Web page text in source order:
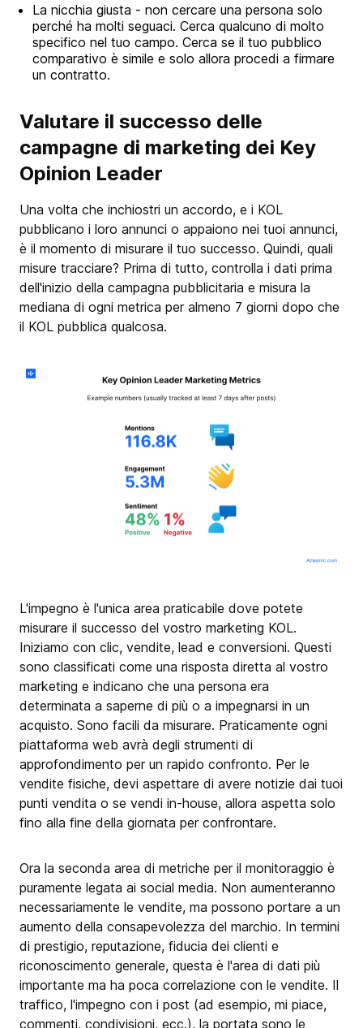
La nicchia giusta - non cercare una persona solo
perché ha molti seguaci. Cerca qualcuno di molto
specifico nel tuo campo. Cerca se il tuo pubblico
comparativo è simile e solo allora procedi a firmare
un contratto.
Valutare il successo delle
campagne di marketing dei Key
Opinion Leader
Una volta che inchiostri un accordo, e i KOL
pubblicano i loro annunci o appaiono nei tuoi annunci,
è il momento di misurare il tuo successo. Quindi, quali
misure tracciare? Prima di tutto, controlla i dati prima
dell'inizio della campagna pubblicitaria e misura la
mediana di ogni metrica per almeno 7 giorni dopo che
il KOL pubblica qualcosa.
L'impegno è l'unica area praticabile dove potete
misurare il successo del vostro marketing KOL.
Iniziamo con clic, vendite, lead e conversioni. Questi
sono classificati come una risposta diretta al vostro
marketing e indicano che una persona era
determinata a saperne di più o a impegnarsi in un
acquisto. Sono facili da misurare. Praticamente ogni
piattaforma web avrà degli strumenti di
approfondimento per un rapido confronto. Per le
vendite fisiche, devi aspettare di avere notizie dai tuoi
punti vendita o se vendi in-house, allora aspetta solo
fino alla fine della giornata per confrontare.
Ora la seconda area di metriche per il monitoraggio è
puramente legata ai social media. Non aumenteranno
necessariamente le vendite, ma possono portare a un
aumento della consapevolezza del marchio. In termini
di prestigio, reputazione, fiducia dei clienti e
riconoscimento generale, questa è l'area di dati più
importante ma ha poca correlazione con le vendite. Il
traffico, l'impegno con i post (ad esempio, mi piace,
commenti, condivisioni, ecc.), la portata sono le